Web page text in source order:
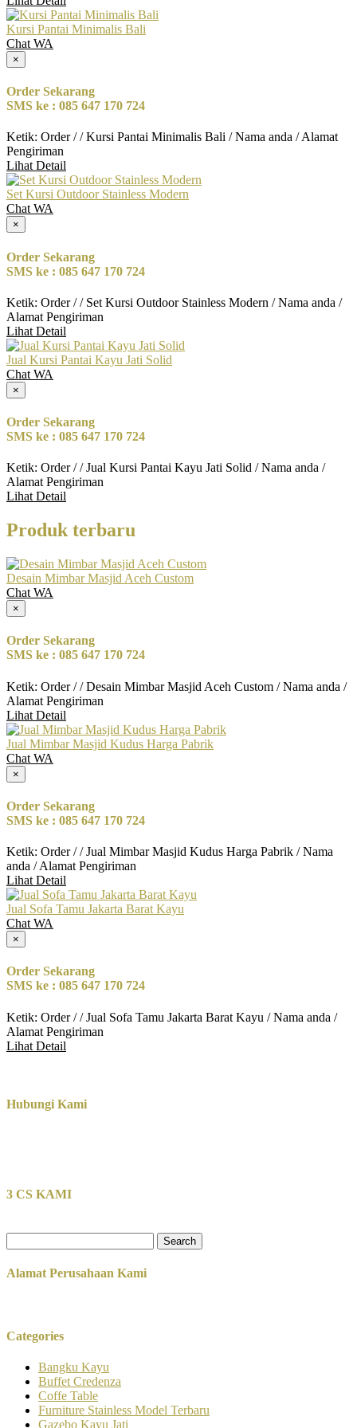
Kursi Pantai Minimalis Bali
Chat WA
×
Order Sekarang
SMS ke : 085 647 170 724
Ketik: Order / / Kursi Pantai Minimalis Bali / Nama anda / Alamat
Pengiriman
Lihat Detail
Set Kursi Outdoor Stainless Modern
Chat WA
×
Order Sekarang
SMS ke : 085 647 170 724
Ketik: Order / / Set Kursi Outdoor Stainless Modern / Nama anda /
Alamat Pengiriman
Lihat Detail
Jual Kursi Pantai Kayu Jati Solid
Chat WA
×
Order Sekarang
SMS ke : 085 647 170 724
Ketik: Order / / Jual Kursi Pantai Kayu Jati Solid / Nama anda /
Alamat Pengiriman
Lihat Detail
Produk terbaru
Desain Mimbar Masjid Aceh Custom
Chat WA
×
Order Sekarang
SMS ke : 085 647 170 724
Ketik: Order / / Desain Mimbar Masjid Aceh Custom / Nama anda /
Alamat Pengiriman
Lihat Detail
Jual Mimbar Masjid Kudus Harga Pabrik
Chat WA
×
Order Sekarang
SMS ke : 085 647 170 724
Ketik: Order / / Jual Mimbar Masjid Kudus Harga Pabrik / Nama
anda / Alamat Pengiriman
Lihat Detail
Jual Sofa Tamu Jakarta Barat Kayu
Chat WA
×
Order Sekarang
SMS ke : 085 647 170 724
Ketik: Order / / Jual Sofa Tamu Jakarta Barat Kayu / Nama anda /
Alamat Pengiriman
Lihat Detail
Hubungi Kami
3 CS KAMI
for:
Alamat Perusahaan Kami
Categories
Bangku Kayu
Buffet Credenza
Coffe Table
Furniture Stainless Model Terbaru
Gazebo Kayu Jati